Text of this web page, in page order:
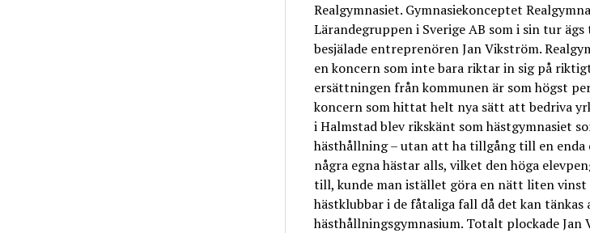
Realgymnasiet. Gymnasiekonceptet
Lärandegruppen i Sverige AB som i sin tur
besjälade entreprenören Jan Vikström.
en koncern som inte bara riktar in sig på
ersättningen från kommunen är som högst
koncern som hittat helt nya sätt att bedriva
i Halmstad blev rikskänt som hästgymnasiet
hästhållning – utan att ha tillgång till en enda
några egna hästar alls, vilket den höga
till, kunde man istället göra en nätt liten vinst
hästklubbar i de fåtaliga fall då det kan
hästhållningsgymnasium. Totalt plockade